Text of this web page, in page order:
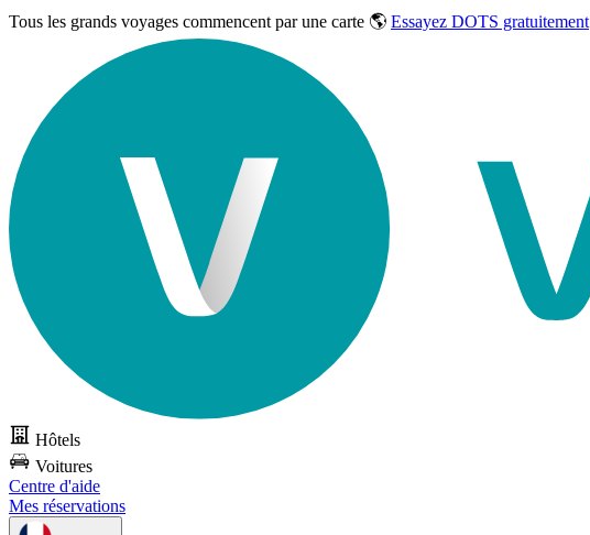
Tous les grands voyages commencent par une carte 🌎 Essayez DOTS gratuitement
Hôtels
Voitures
Centre d'aide
Mes réservations